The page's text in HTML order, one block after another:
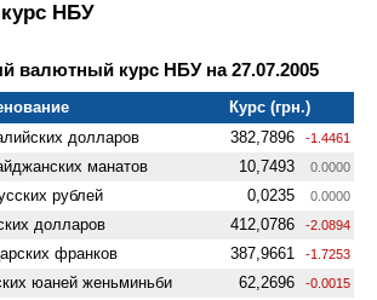
НБУ
валютный курс НБУ на 27.07.2005
Курс (грн.)
долларов 382,7896 -1.4461
манатов 10,7493 0.0000
рублей 0,0235 0.0000
долларов 412,0786 -2.0894
франков 387,9661 -1.7253
юаней женьминьби 62,2696 -0.0015